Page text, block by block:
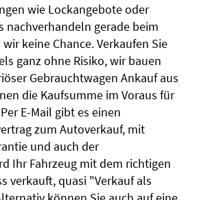
wie Lockangebote oder
nachverhandeln gerade beim
keine Chance. Verkaufen Sie
ganz ohne Risiko, wir bauen
Gebrauchtwagen Ankauf aus
die Kaufsumme im Voraus für
E-Mail gibt es einen
zum Autoverkauf, mit
und auch der
Ihr Fahrzeug mit dem richtigen
verkauft, quasi "Verkauf als